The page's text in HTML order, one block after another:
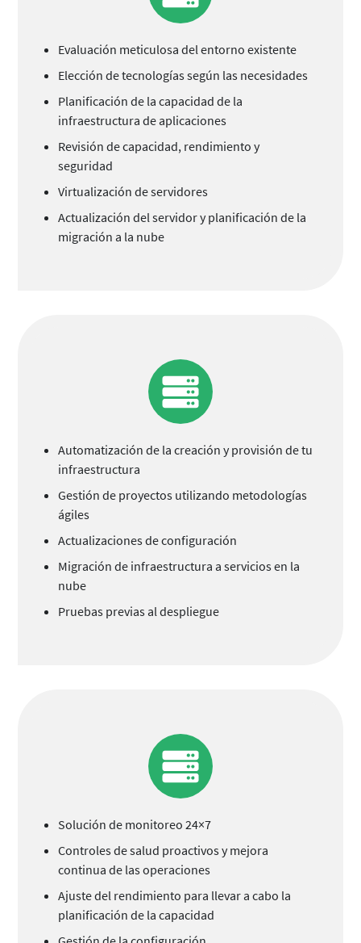
Evaluación meticulosa del entorno existente
Elección de tecnologías según las necesidades
Planificación de la capacidad de la
infraestructura de aplicaciones
Revisión de capacidad, rendimiento y
seguridad
Virtualización de servidores
Actualización del servidor y planificación de la
migración a la nube
Automatización de la creación y provisión de tu
infraestructura
Gestión de proyectos utilizando metodologías
ágiles
Actualizaciones de configuración
Migración de infraestructura a servicios en la
nube
Pruebas previas al despliegue
Solución de monitoreo 24×7
Controles de salud proactivos y mejora
continua de las operaciones
Ajuste del rendimiento para llevar a cabo la
planificación de la capacidad